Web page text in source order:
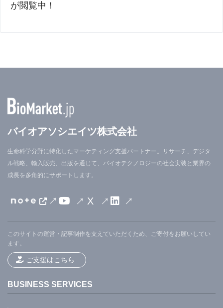
が閲覧中！
バイオアソシエイツ株式会社
生命科学分野に特化したマーケティング支援パートナー。リサーチ、デジタ
ル戦略、輸入販売、出版を通じて、バイオテクノロジーの社会実装と業界の
成長を多角的にサポートします。
X
このサイトの運営・記事制作を支えていただくため、ご寄付をお願いしてい
ます。
ご支援はこちら
BUSINESS SERVICES